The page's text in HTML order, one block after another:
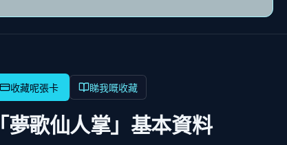
睇我嘅收藏
「夢歌仙人掌」基本資料